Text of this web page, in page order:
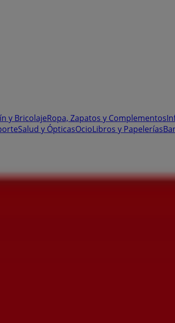
y BricolajeRopa, Zapatos y Complementos
Salud y ÓpticasOcioLibros y Papelerías
- Ofertas, horarios y